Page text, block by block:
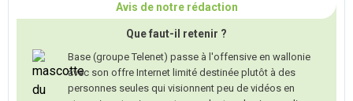
Avis de notre rédaction
Que faut-il retenir ?
Base (groupe Telenet) passe à l'offensive en wallonie
avec son offre Internet limité destinée plutôt à des
personnes seules qui visionnent peu de vidéos en